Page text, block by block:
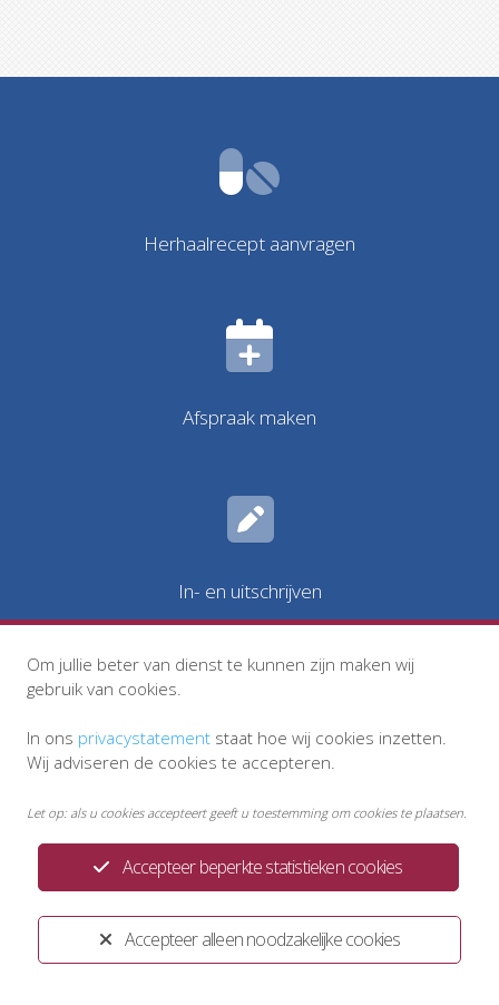
Herhaalrecept aanvragen
Afspraak maken
In- en uitschrijven
Privacystatement Disclaimer
Huisregels
Accepteer alleen noodzakelijke cookies
Accepteer beperkte statistieken cookies
Om jullie beter van dienst te kunnen zijn maken wij
gebruik van cookies.
In ons privacystatement staat hoe wij cookies inzetten.
Wij adviseren de cookies te accepteren.
Let op: als u cookies accepteert geeft u toestemming om cookies te plaatsen.